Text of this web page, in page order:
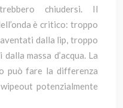
chiudersi. Il
è critico: troppo
dalla lip, troppo
massa d’acqua. La
può fare la differenza
potenzialmente